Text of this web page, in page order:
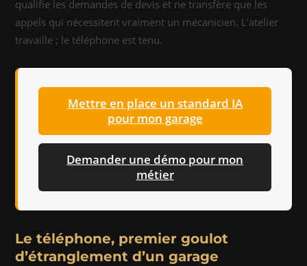
qualifie les demandes de devis et ne transfère que les
appels qui nécessitent vraiment un mécanicien. L’atelier
travaille ; le téléphone est tenu.
Mettre en place un standard IA
pour mon garage
Demander une démo pour mon
métier
Le téléphone, premier goulot
d’étranglement d’un garage